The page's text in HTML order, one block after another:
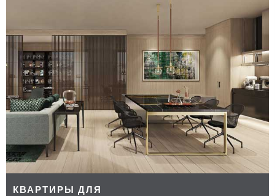
КВАРТИРЫ ДЛЯ